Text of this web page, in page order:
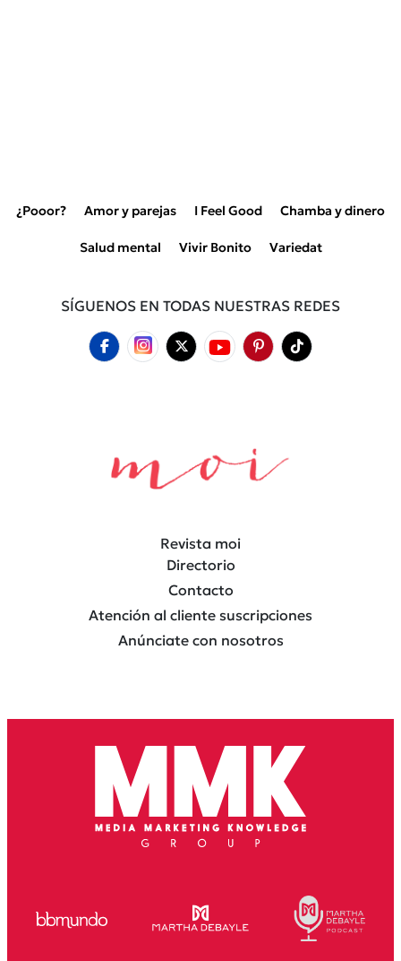
¿Pooor? Amor y parejas I Feel Good Chamba y dinero
Salud mental Vivir Bonito Variedat
SÍGUENOS EN TODAS NUESTRAS REDES
Revista moi
Directorio
Contacto
Atención al cliente suscripciones
Anúnciate con nosotros